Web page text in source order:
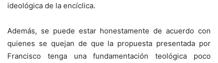
ideológica de la encíclica.
Además, se puede estar honestamente de acuerdo con
quienes se quejan de que la propuesta presentada por
Francisco tenga una fundamentación teológica poco